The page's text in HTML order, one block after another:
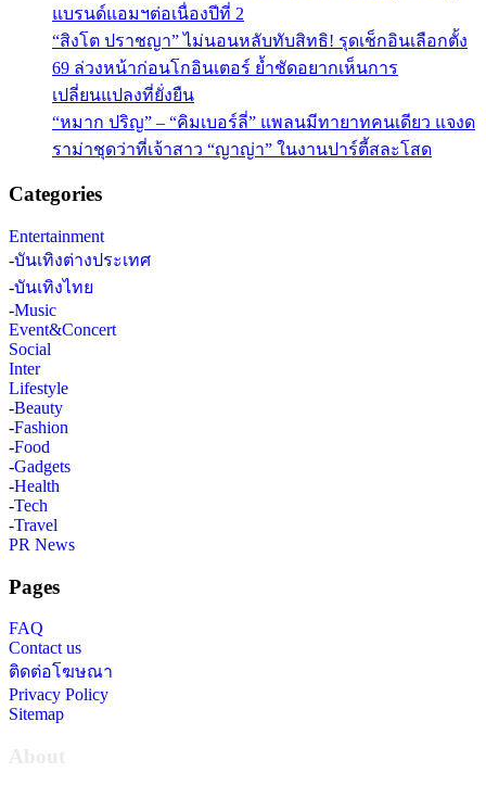
แบรนด์แอมฯต่อเนื่องปีที่ 2
“สิงโต ปราชญา” ไม่นอนหลับทับสิทธิ! รุดเช็กอินเลือกตั้ง
69 ล่วงหน้าก่อนโกอินเตอร์ ย้ำชัดอยากเห็นการ
เปลี่ยนแปลงที่ยั่งยืน
“หมาก ปริญ” – “คิมเบอร์ลี่” แพลนมีทายาทคนเดียว แจงด
ราม่าชุดว่าที่เจ้าสาว “ญาญ่า” ในงานปาร์ตี้สละโสด
Categories
Entertainment
-บันเทิงต่างประเทศ
-บันเทิงไทย
-Music
Event&Concert
Social
Inter
Lifestyle
-Beauty
-Fashion
-Food
-Gadgets
-Health
-Tech
-Travel
PR News
Pages
FAQ
Contact us
ติดต่อโฆษณา
Privacy Policy
Sitemap